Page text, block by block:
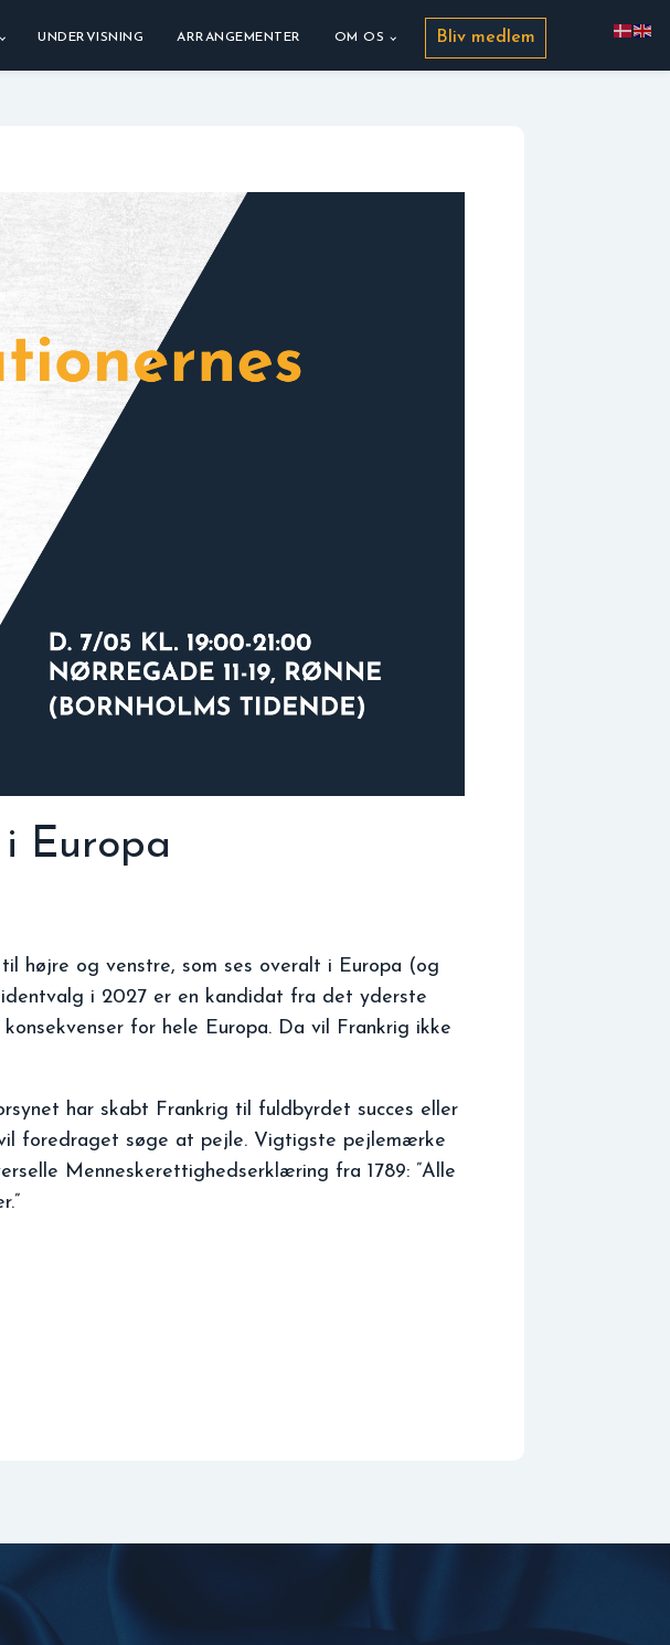
UNDERVISNING ARRANGEMENTER OM OS Bliv medlem
Europa
højre og venstre, som ses overalt i Europa (og
i 2027 er en kandidat fra det yderste
for hele Europa. Da vil Frankrig ikke
har skabt Frankrig til fuldbyrdet succes eller
foredraget søge at pejle. Vigtigste pejlemærke
Menneskerettighedserklæring fra 1789: ”Alle